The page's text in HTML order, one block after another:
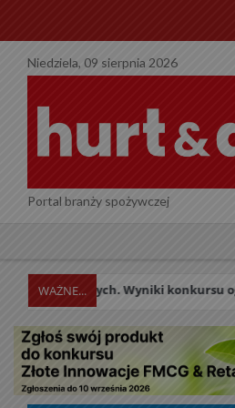
Niedziela, 09 sierpnia 2026
Portal branży spożywczej
Wyniki konkursu ogłosimy